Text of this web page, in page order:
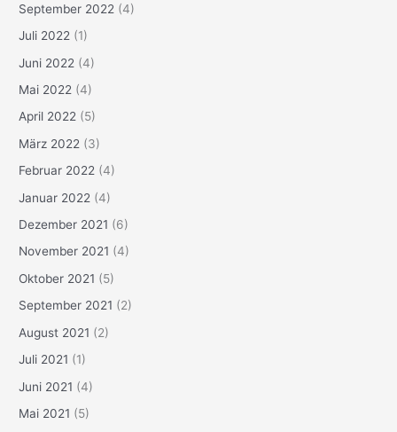
September 2022 (4)
Juli 2022 (1)
Juni 2022 (4)
Mai 2022 (4)
April 2022 (5)
März 2022 (3)
Februar 2022 (4)
Januar 2022 (4)
Dezember 2021 (6)
November 2021 (4)
Oktober 2021 (5)
September 2021 (2)
August 2021 (2)
Juli 2021 (1)
Juni 2021 (4)
Mai 2021 (5)